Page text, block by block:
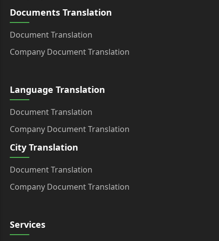
Documents Translation
Document Translation
Company Document Translation
Language Translation
Document Translation
Company Document Translation
City Translation
Document Translation
Company Document Translation
Services